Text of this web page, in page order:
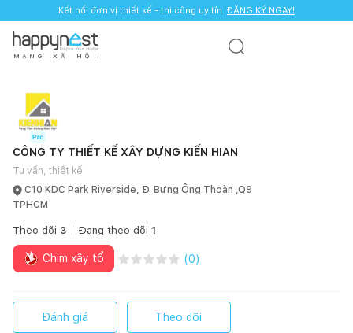
Kết nối đơn vị thiết kế - thi công uy tín. ĐĂNG KÝ NGAY!
M Ạ N G X Ã H Ộ I
CÔNG TY THIẾT KẾ XÂY DỰNG KIẾN HIAN
Tư vấn, thiết kế
C10 KDC Park Riverside, Đ. Bưng Ông Thoàn ,Q9
TPHCM
Theo dõi 3 Đang theo dõi 1
Chim xây tổ (0)
Đánh giá Theo dõi